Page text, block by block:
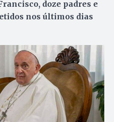
doze padres e
nos últimos dias